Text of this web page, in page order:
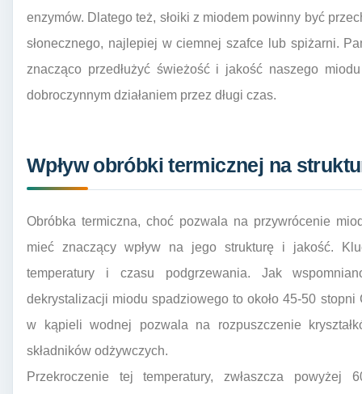
enzymów. Dlatego też, słoiki z miodem powinny być
słonecznego, najlepiej w ciemnej szafce lub spiżarni.
znacząco przedłużyć świeżość i jakość naszego
dobroczynnym działaniem przez długi czas.
Wpływ obróbki termicznej na
Obróbka termiczna, choć pozwala na przywrócenie
mieć znaczący wpływ na jego strukturę i jakość.
temperatury i czasu podgrzewania. Jak
dekrystalizacji miodu spadziowego to około 45-50
w kąpieli wodnej pozwala na rozpuszczenie
składników odżywczych.
Przekroczenie tej temperatury, zwłaszcza